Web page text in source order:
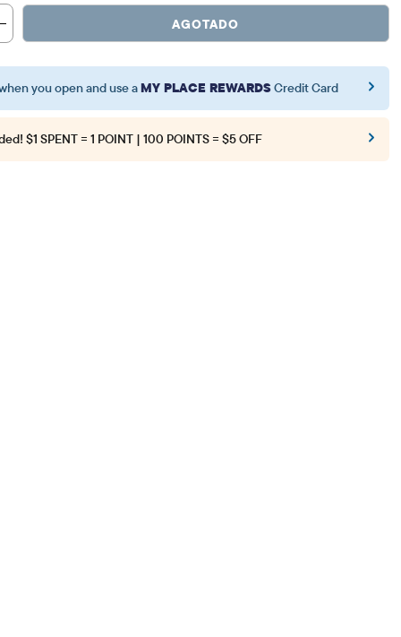
AGOTADO
you open and use aMY PLACE REWARDSCredit Card
$1 SPENT = 1 POINT | 100 POINTS = $5 OFF